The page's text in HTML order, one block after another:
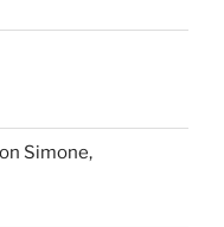
Simone,